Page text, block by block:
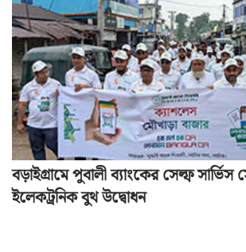
বড়াইগ্রামে পুবালী ব্যাংকের সেল্ফ সার্ভিস
ইলেকট্রনিক বুথ উদ্বোধন